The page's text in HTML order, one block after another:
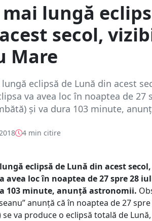
mai lungă
secol,
Mare
lungă eclipsă de Lună din acest
va avea loc în noaptea de 27
și va dura 103 minute,
4 min citire
eclipsă de Lună din acest
avea loc în noaptea de 27 spre 28
103 minute, anunță astronomii.
anunță că în noaptea de 27
se va produce o eclipsă totală de